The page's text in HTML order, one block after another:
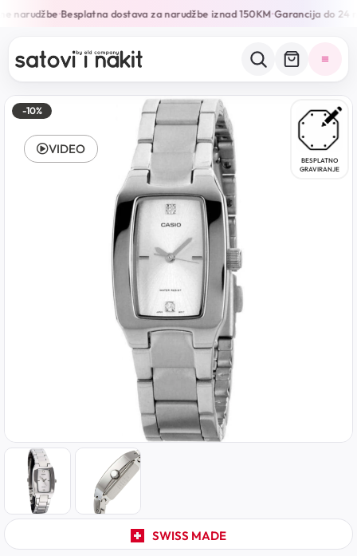
narudžbe•Besplatna dostava za narudžbe iznad 150KM•Garancija do 24
-10%
BESPLATNO
GRAVIRANJE
SWISS MADE
VIDEO